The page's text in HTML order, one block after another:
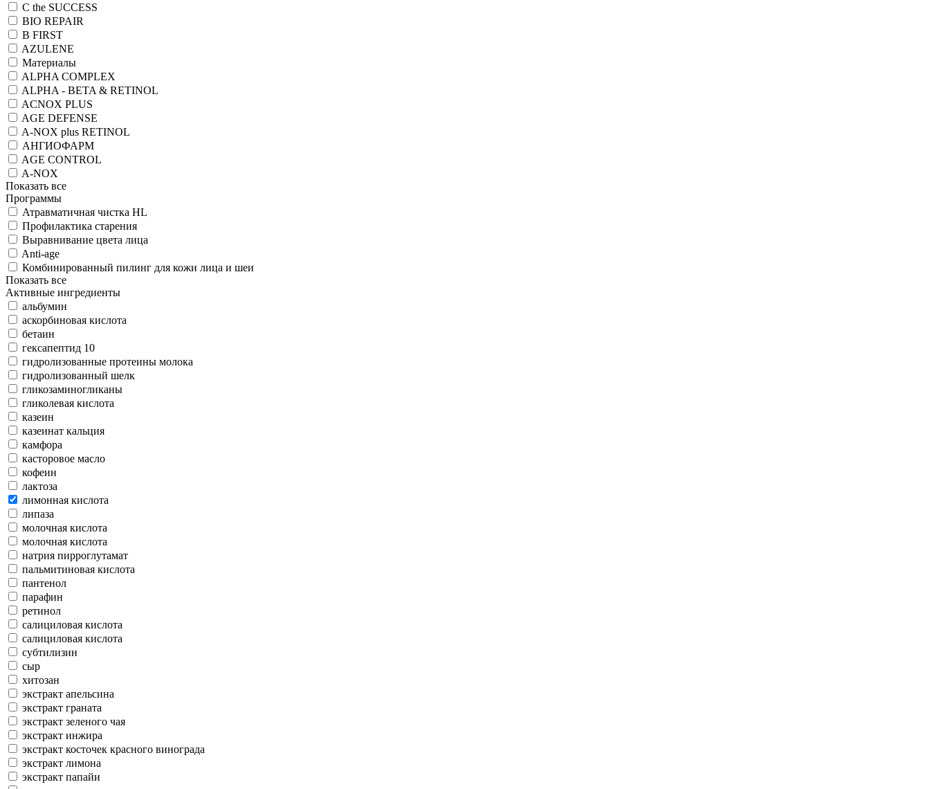
C the SUCCESS
BIO REPAIR
B FIRST
AZULENE
Материалы
ALPHA COMPLEX
ALPHA - BETA & RETINOL
ACNOX PLUS
AGE DEFENSE
A-NOX plus RETINOL
АНГИОФАРМ
AGE CONTROL
A-NOX
Показать все
Программы
Атравматичная чистка HL
Профилактика старения
Выравнивание цвета лица
Anti-age
Комбинированный пилинг для кожи лица и шеи
Показать все
Активные ингредиенты
альбумин
аскорбиновая кислота
бетаин
гексапептид 10
гидролизованные протеины молока
гидролизованный шелк
гликозаминогликаны
гликолевая кислота
казеин
казеинат кальция
камфора
касторовое масло
кофеин
лактоза
лимонная кислота
липаза
молочная кислота
молочная кислота
натрия пирроглутамат
пальмитиновая кислота
пантенол
парафин
ретинол
салициловая кислота
салициловая кислота
субтилизин
сыр
хитозан
экстракт апельсина
экстракт граната
экстракт зеленого чая
экстракт инжира
экстракт косточек красного винограда
экстракт лимона
экстракт папайи